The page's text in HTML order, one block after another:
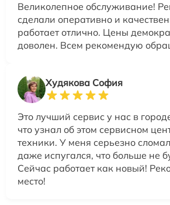
Великолепное обслуживание!
сделали оперативно и
работает отлично. Цены
доволен. Всем рекомендую
Худякова София
Это лучший сервис у нас в
что узнал об этом сервисном
техники. У меня серьезно
даже испугался, что больше не
Сейчас работает как новый!
место!